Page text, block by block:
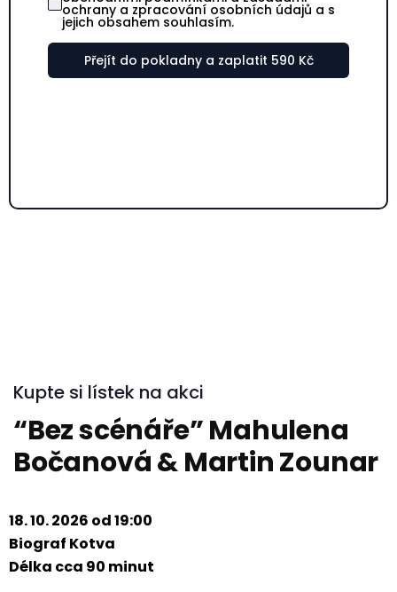
Kupte si lístek na akci
“Bez scénáře” Mahulena
Bočanová & Martin Zounar
18. 10. 2026 od 19:00
Biograf Kotva
Délka cca 90 minut